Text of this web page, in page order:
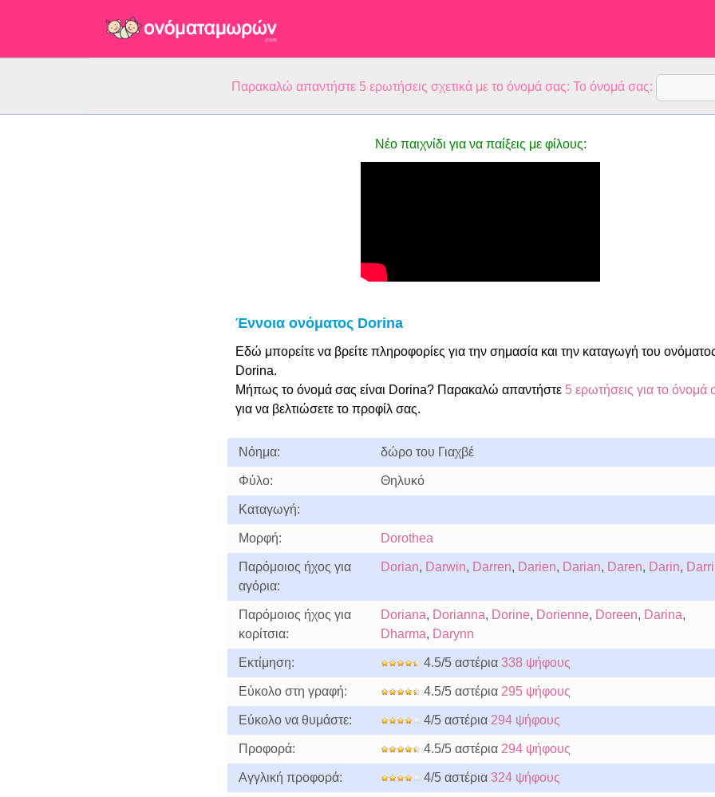
Παρακαλώ απαντήστε 5 ερωτήσεις σχετικά με το όνομά σας: Το όνομά σας:
Νέο παιχνίδι για να παίξεις με φίλους:
Έννοια ονόματος Dorina
Εδώ μπορείτε να βρείτε πληροφορίες για την σημασία και την καταγωγή του
Dorina.
Μήπως το όνομά σας είναι Dorina? Παρακαλώ απαντήστε5 ερωτήσεις για το όνομά
για να βελτιώσετε το προφίλ σας.
Νόημα: δώρο του Γιαχβέ
Φύλο: Θηλυκό
Καταγωγή:
Μορφή: Dorothea
Παρόμοιος ήχος για
αγόρια:
Dorian, Darwin, Darren, Darien, Darian, Daren, Darin,
Παρόμοιος ήχος για
κορίτσια:
Doriana, Dorianna, Dorine, Dorienne, Doreen, Darina,
Dharma, Darynn
Εκτίμηση: 4.5/5 αστέρια 338 ψήφους
Εύκολο στη γραφή: 4.5/5 αστέρια 295 ψήφους
Εύκολο να θυμάστε: 4/5 αστέρια 294 ψήφους
Προφορά: 4.5/5 αστέρια 294 ψήφους
Αγγλική προφορά: 4/5 αστέρια 324 ψήφους